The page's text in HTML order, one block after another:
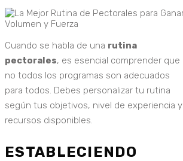
Cuando se habla de una rutina
pectorales, es esencial comprender que
no todos los programas son adecuados
para todos. Debes personalizar tu rutina
según tus objetivos, nivel de experiencia y
recursos disponibles.
ESTABLECIENDO